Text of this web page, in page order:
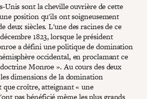
Unis sont la cheville ouvrière de cette
position qu'ils ont soigneusement
deux siècles. L'une des racines de ce
1823, lorsque le président
a défini une politique de domination
occidental, en proclamant ce
Monroe ». Au cours des deux
dimensions de la domination
croître, atteignant « une
pas bénéficié même les plus grands